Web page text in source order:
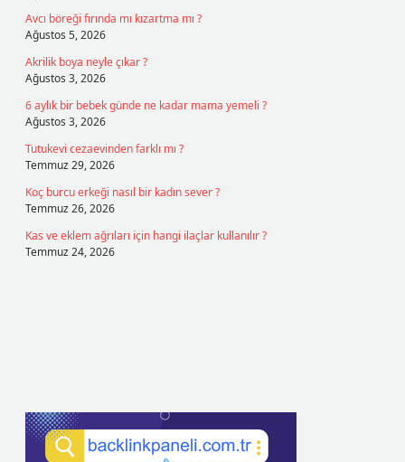
Avcı böreği fırında mı kızartma mı ?
Ağustos 5, 2026
Akrilik boya neyle çıkar ?
Ağustos 3, 2026
6 aylık bir bebek günde ne kadar mama yemeli ?
Ağustos 3, 2026
Tutukevi cezaevinden farklı mı ?
Temmuz 29, 2026
Koç burcu erkeği nasıl bir kadın sever ?
Temmuz 26, 2026
Kas ve eklem ağrıları için hangi ilaçlar kullanılır ?
Temmuz 24, 2026